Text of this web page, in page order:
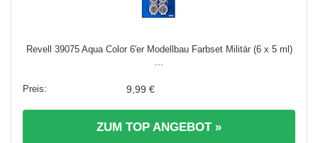
Revell 39075 Aqua Color 6'er Modellbau Farbset Militär (6 x 5 ml)
...
9,99 €
ZUM TOP ANGEBOT »